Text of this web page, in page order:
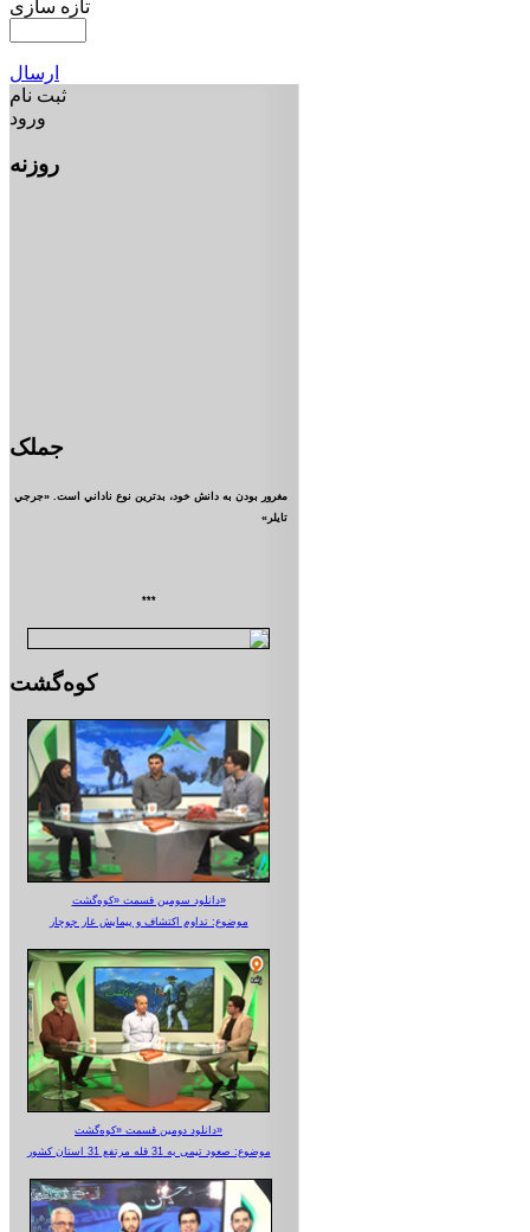
تازه سازی
ارسال
ثبت نام
ورود
روزنه
جملک
مغرور بودن به دانش خود، بدترين نوع ناداني است. «جرجي
تايلر»
***
کوه‌گشت
دانلود سومین قسمت «کوه‌گشت»
موضوع: تداوم اکتشاف و پیمایش غار جوجار
دانلود دومین قسمت «کوه‌گشت»
موضوع: صعود تیمی به 31 قله مرتفع 31 استان کشور